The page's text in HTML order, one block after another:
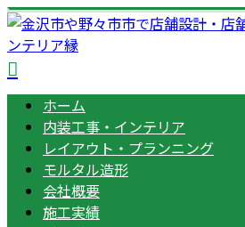
ホーム
内装工事・インテリア
レイアウト・プランニング
モルタル造形
会社概要
施工実績